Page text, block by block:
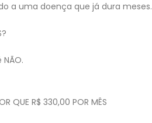
a uma doença que já dura meses.
QUE R$ 330,00 POR MÊS